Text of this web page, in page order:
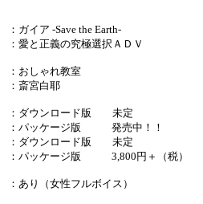
：ガイア -Save the Earth-
：愛と正義の究極選択ＡＤＶ
：おしゃれ教室
：斎宮白耶
：ダウンロード版 未定
：パッケージ版
発売中！！
：ダウンロード版 未定
：パッケージ版
3,800円＋（税）
：あり（女性フルボイス）